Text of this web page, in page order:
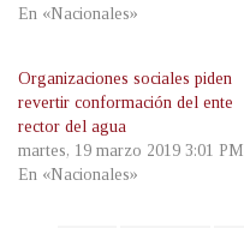
En «Nacionales»
Organizaciones sociales piden
revertir conformación del ente
rector del agua
martes, 19 marzo 2019 3:01 PM
En «Nacionales»